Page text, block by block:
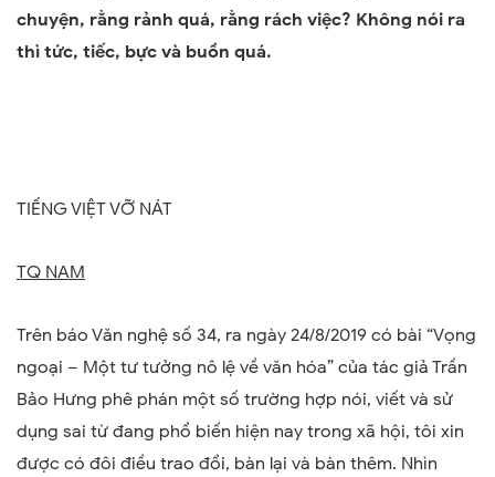
chuyện, rằng rảnh quá, rằng rách việc? Không nói ra
thì tức, tiếc, bực và buồn quá.
TIẾNG VIỆT VỠ NÁT
TQ NAM
Trên báo Văn nghệ số 34, ra ngày 24/8/2019 có bài “Vọng
ngoại – Một tư tưởng nô lệ về văn hóa” của tác giả Trần
Bảo Hưng phê phán một số trường hợp nói, viết và sử
dụng sai từ đang phổ biến hiện nay trong xã hội, tôi xin
được có đôi điều trao đổi, bàn lại và bàn thêm. Nhìn